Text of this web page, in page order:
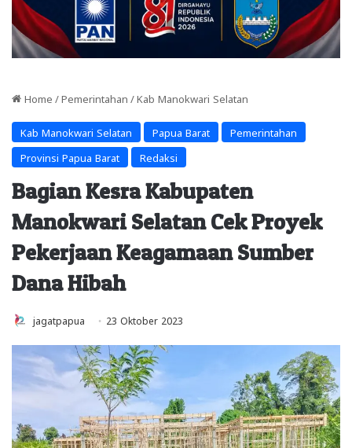
Home / Pemerintahan / Kab Manokwari Selatan
Kab Manokwari Selatan Papua Barat Pemerintahan
Provinsi Papua Barat Redaksi
Bagian Kesra Kabupaten
Manokwari Selatan Cek Proyek
Pekerjaan Keagamaan Sumber
Dana Hibah
jagatpapua 23 Oktober 2023